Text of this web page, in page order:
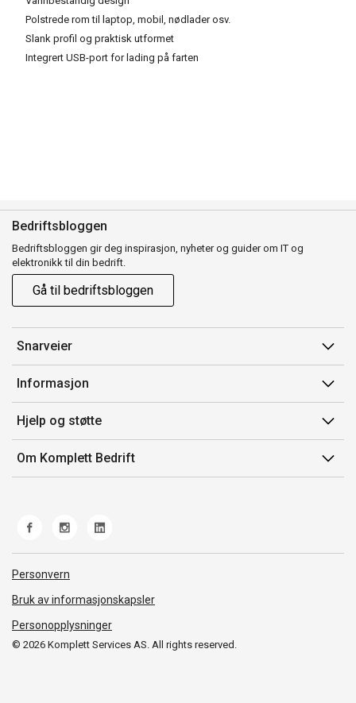
Polstrede rom til laptop, mobil, nødlader osv.
Slank profil og praktisk utformet
Integrert USB-port for lading på farten
Bedriftsbloggen
Bedriftsbloggen gir deg inspirasjon, nyheter og guider om IT og
elektronikk til din bedrift.
Gå til bedriftsbloggen
Snarveier
Min side
Ordreoversikt
Mine produkter
Informasjon
Salgsbetingelser
Avtalevilkår for Komplett Bedrift Pluss
Produsenter
Hjelp og støtte
Kontakt oss
Retur
Ofte stilte spørsmål
Om Komplett Bedrift
© 2026 Komplett Services AS. All rights reserved.
Personvern
Bruk av informasjonskapsler
Personopplysninger